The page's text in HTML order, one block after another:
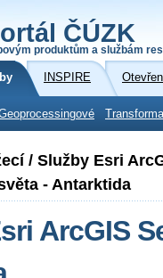
ČÚZK
produktům a službám
INSPIRE
/ Služby Esri
- Antarktida
ArcGIS